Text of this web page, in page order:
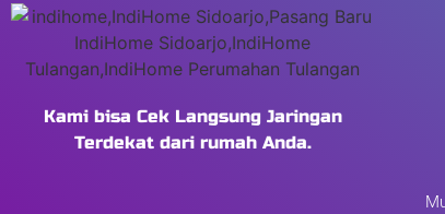
Kami bisa Cek Langsung Jaringan
Terdekat dari rumah Anda.